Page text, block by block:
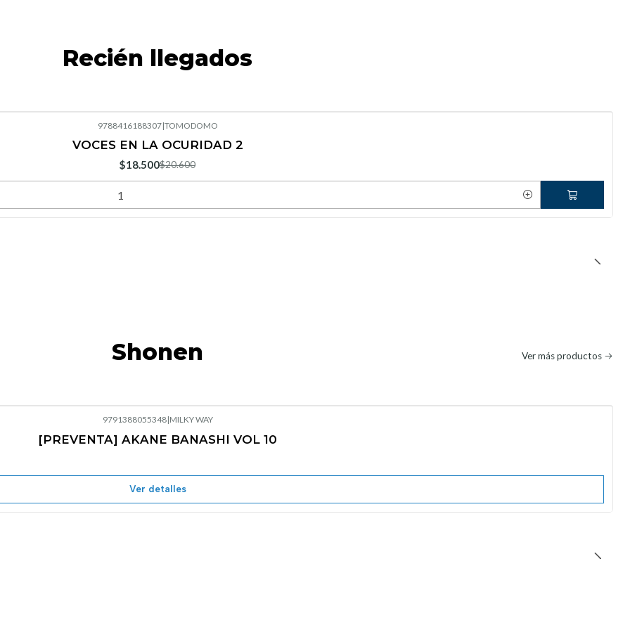
Recién llegados
9788416188307|TOMODOMO
VOCES EN LA OCURIDAD 2
$18.500$20.600
Shonen Ver más productos
9791388055348|MILKY WAY
[PREVENTA] AKANE BANASHI VOL 10
Ver detalles